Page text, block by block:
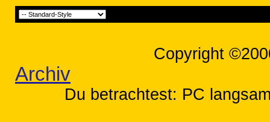
Copyright
Archiv
Du betrachtest: PC